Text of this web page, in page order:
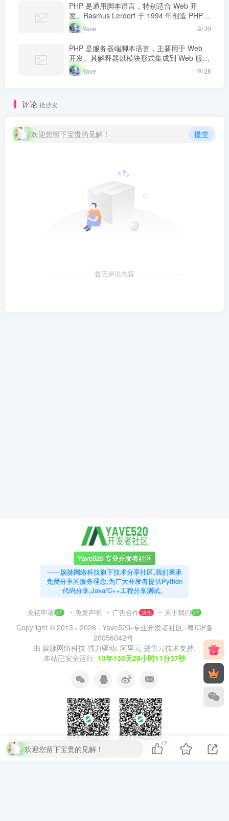
PHP 是通用脚本语言，特别适合 Web 开
发。Rasmus Lerdorf 于 1994 年创造 PHP，
最初用于追踪个人简历访问量。如今 PHP 驱
动…
Yave 30
PHP 是服务器端脚本语言，主要用于 Web
开发。其解释器以模块形式集成到 Web 服务
器中，当收到请求时执行 PHP 代码，生成动
态内容返回给客户端。
Yave 28
评论 抢沙发
欢迎您留下宝贵的见解！ 提交
暂无评论内容
Yave520-专业开发者社区
——娱脉网络科技旗下技术分享社区,我们秉承
免费分享的服务理念,为广大开发者提供Python
代码分享,Java/C++工程分享测试。
友链申请 +1 免责声明 广告合作 折扣 关于我们 +1
Copyright © 2013 - 2026 · Yave520-专业开发者社区 ·粤ICP备
20056042号
由 娱脉网络科技 强力驱动. 阿里云 提供云技术支持.
本站已安全运行: 13年130天20小时11分38秒
扫码加QQ群 扫码加微信
欢迎您留下宝贵的见解！
12